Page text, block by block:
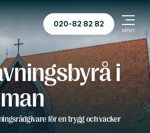
020-82 82 82
i
för en trygg och vacker